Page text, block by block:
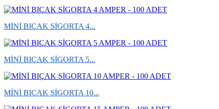
MİNİ BIÇAK SİGORTA 4...
MİNİ BIÇAK SİGORTA 5...
MİNİ BIÇAK SİGORTA 10...